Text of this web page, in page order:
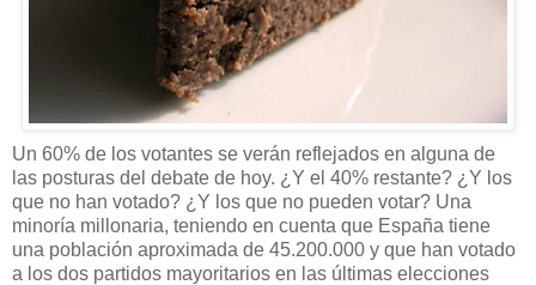
Un 60% de los votantes se verán reflejados en alguna de
las posturas del debate de hoy. ¿Y el 40% restante? ¿Y los
que no han votado? ¿Y los que no pueden votar? Una
minoría millonaria, teniendo en cuenta que España tiene
una población aproximada de 45.200.000 y que han votado
a los dos partidos mayoritarios en las últimas elecciones